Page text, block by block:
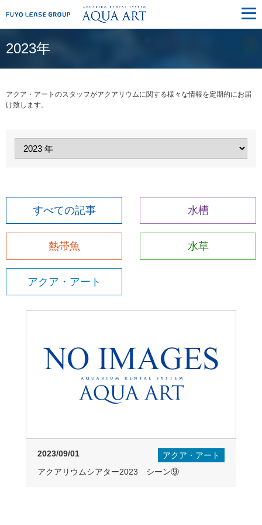
メ
ニ
ュ
2023年
アクア・アートのスタッフがアクアリウムに関する様々な情報を定期的にお届
け致します。
すべての記事 水槽
熱帯魚 水草
アクア・アート
2023/09/01
アクア・アート
アクアリウムシアター2023 シーン⑨